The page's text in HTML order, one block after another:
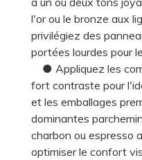
l'or ou le bronze aux
privilégiez des
portées lourdes pour
● Appliquez les
fort contraste pour
et les emballages
dominantes
charbon ou espresso
optimiser le confort